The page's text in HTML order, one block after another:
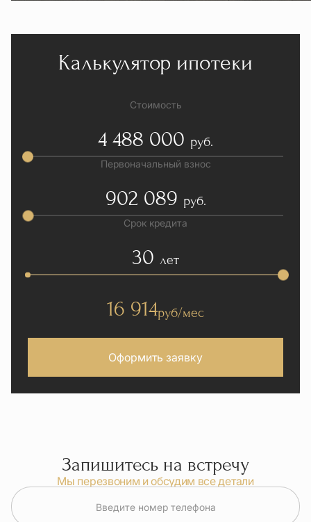
Калькулятор ипотеки
Стоимость
4 488 000 руб.
Первоначальный взнос
902 089 руб.
Срок кредита
30 лет
16 914руб/мес
Оформить заявку
Запишитесь на встречу
Мы перезвоним и обсудим все детали
Введите номер телефона